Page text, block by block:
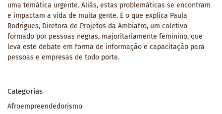
uma temática urgente. Aliás, estas problemáticas se encontram
e impactam a vida de muita gente. É o que explica Paula
Rodrigues, Diretora de Projetos da Ambiafro, um coletivo
formado por pessoas negras, majoritariamente feminino, que
leva este debate em forma de informação e capacitação para
pessoas e empresas de todo porte.
Categorias
Afroempreendedorismo